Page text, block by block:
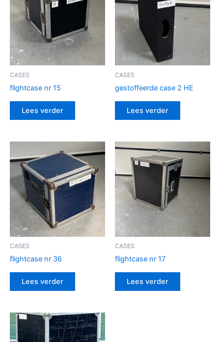
CASES
flightcase nr 15
Lees verder
CASES
gestoffeerde case 2 HE
Lees verder
CASES
flightcase nr 36
Lees verder
CASES
flightcase nr 17
Lees verder